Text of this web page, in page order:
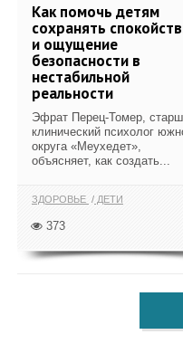
Как помочь детям
сохранять
и ощущение
безопасности в
нестабильной
реальности
Эфрат Перец-Томер,
клинический психолог
округа «Меухедет»,
объясняет, как создать...
ЗДОРОВЬЕ ДЕТИ
373